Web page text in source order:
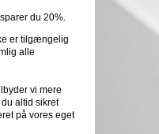
du 20%.
er tilgængelig
alle
vi mere
altid sikret
på vores eget